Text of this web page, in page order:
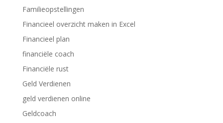
Familieopstellingen
Financieel overzicht maken in Excel
Financieel plan
financiële coach
Financiële rust
Geld Verdienen
geld verdienen online
Geldcoach